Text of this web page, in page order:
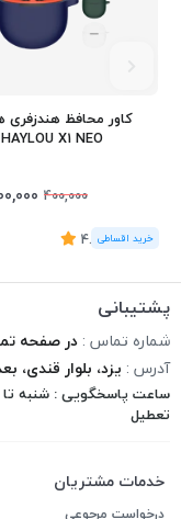
کاور محافظ هندزفری
HAYLOU X1 NEO
400,000
(9 رای)
4.78
پشتیبانی
شماره تماس : در صفحه
آدرس : یزد، بلوار
تعطیل
خدمات مشتریان